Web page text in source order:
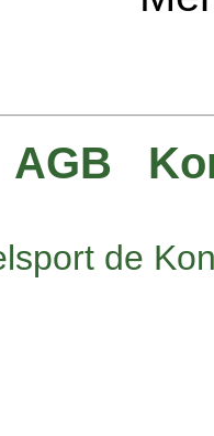
AGB
de